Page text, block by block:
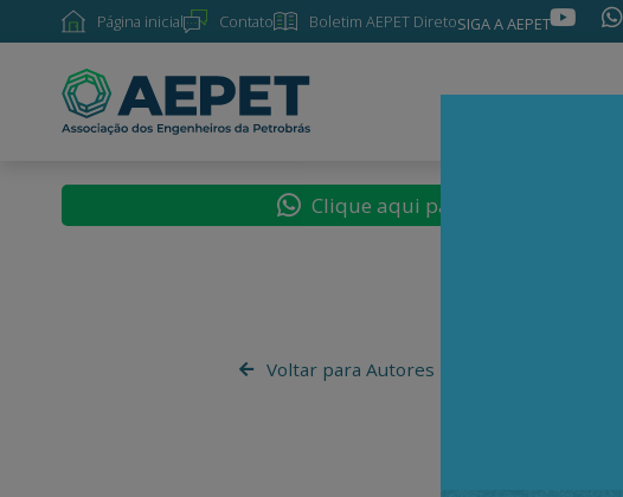
Página inicial Contato Boletim AEPET DiretoSIGA A AEPET
SOBRE
Clique aqui para seguir o novo
Voltar para Autores